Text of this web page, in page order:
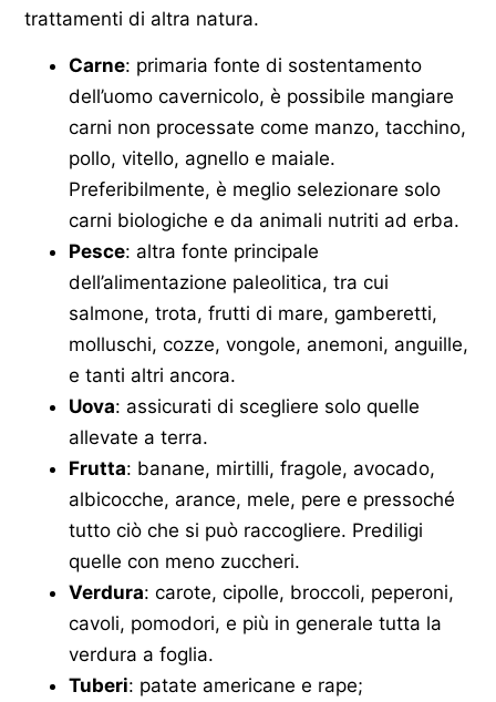
trattamenti di altra natura.
Carne: primaria fonte di sostentamento
dell’uomo cavernicolo, è possibile mangiare
carni non processate come manzo, tacchino,
pollo, vitello, agnello e maiale.
Preferibilmente, è meglio selezionare solo
carni biologiche e da animali nutriti ad erba.
Pesce: altra fonte principale
dell’alimentazione paleolitica, tra cui
salmone, trota, frutti di mare, gamberetti,
molluschi, cozze, vongole, anemoni, anguille,
e tanti altri ancora.
Uova: assicurati di scegliere solo quelle
allevate a terra.
Frutta: banane, mirtilli, fragole, avocado,
albicocche, arance, mele, pere e pressoché
tutto ciò che si può raccogliere. Prediligi
quelle con meno zuccheri.
Verdura: carote, cipolle, broccoli, peperoni,
cavoli, pomodori, e più in generale tutta la
verdura a foglia.
Tuberi: patate americane e rape;